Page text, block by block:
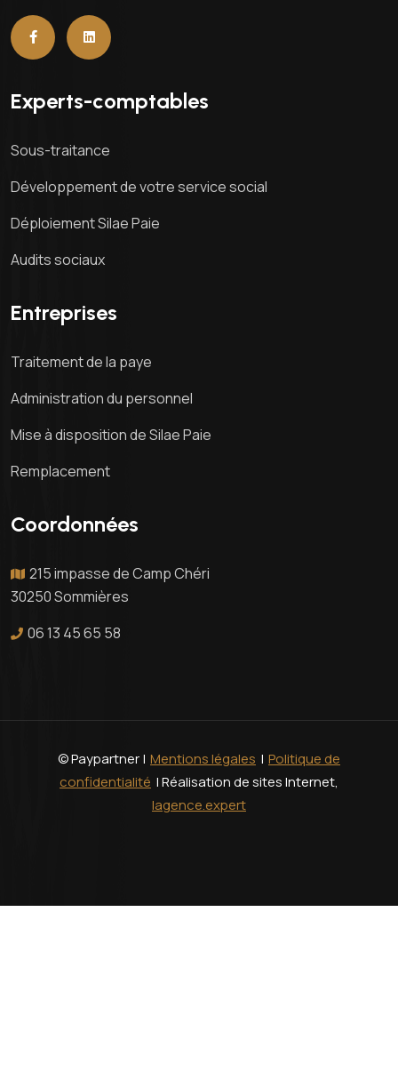
Experts-comptables
Sous-traitance
Développement de votre service social
Déploiement Silae Paie
Audits sociaux
Entreprises
Traitement de la paye
Administration du personnel
Mise à disposition de Silae Paie
Remplacement
Coordonnées
215 impasse de Camp Chéri
30250 Sommières
06 13 45 65 58
© Paypartner | Mentions légales | Politique de
confidentialité | Réalisation de sites Internet,
lagence.expert